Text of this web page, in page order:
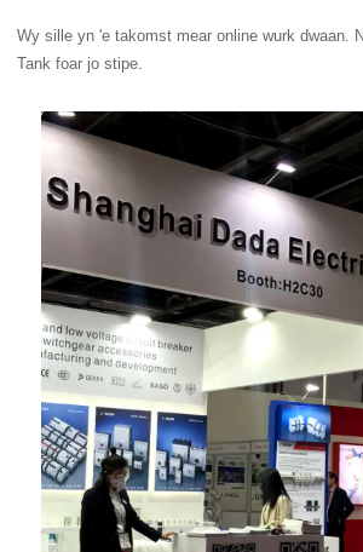
Wy sille yn 'e takomst mear online wurk dwaan.
Tank foar jo stipe.